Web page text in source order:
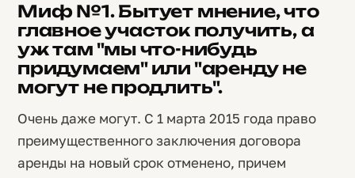
Миф №1. Бытует мнение, что
главное участок получить, а
уж там "мы что-нибудь
придумаем" или "аренду не
могут не продлить".
Очень даже могут. С 1 марта 2015 года право
преимущественного заключения договора
аренды на новый срок отменено, причем